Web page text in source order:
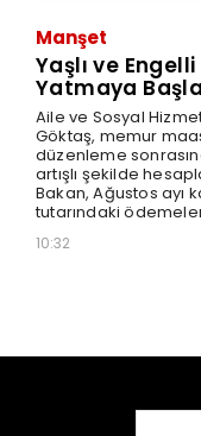
Manşet
Yaşlı ve
Yatmaya
Aile ve Sosyal
Göktaş, memur
düzenleme
artışlı şekilde
Bakan, Ağustos ayı
tutarındaki
10:32